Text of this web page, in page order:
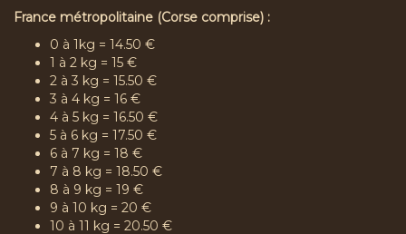
France métropolitaine (Corse comprise) :
0 à 1kg = 14.50 €
1 à 2 kg = 15 €
2 à 3 kg = 15.50 €
3 à 4 kg = 16 €
4 à 5 kg = 16.50 €
5 à 6 kg = 17.50 €
6 à 7 kg = 18 €
7 à 8 kg = 18.50 €
8 à 9 kg = 19 €
9 à 10 kg = 20 €
10 à 11 kg = 20.50 €